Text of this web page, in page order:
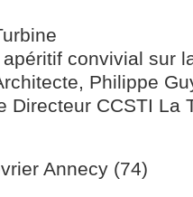
convivial sur
Philippe
Directeur CCSTI La
Annecy (74)